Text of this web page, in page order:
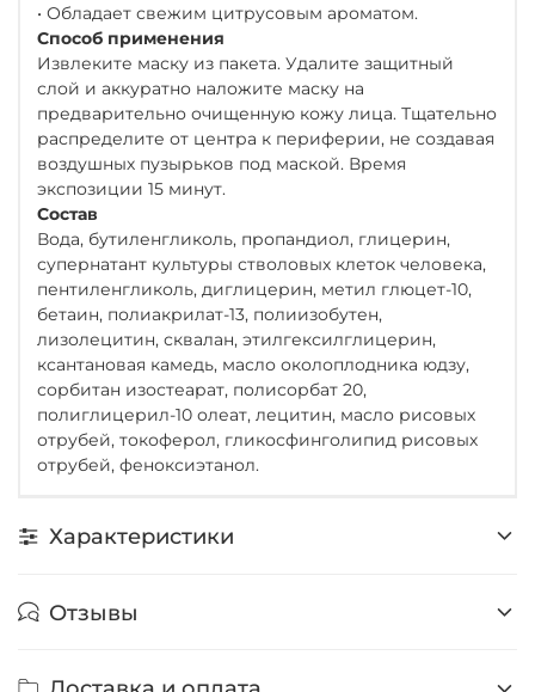
• Обладает свежим цитрусовым ароматом.
Способ применения
Извлеките маску из пакета. Удалите защитный
слой и аккуратно наложите маску на
предварительно очищенную кожу лица. Тщательно
распределите от центра к периферии, не создавая
воздушных пузырьков под маской. Время
экспозиции 15 минут.
Состав
Вода, бутиленгликоль, пропандиол, глицерин,
супернатант культуры стволовых клеток человека,
пентиленгликоль, диглицерин, метил глюцет-10,
бетаин, полиакрилат-13, полиизобутен,
лизолецитин, сквалан, этилгексилглицерин,
ксантановая камедь, масло околоплодника юдзу,
сорбитан изостеарат, полисорбат 20,
полиглицерил-10 олеат, лецитин, масло рисовых
отрубей, токоферол, гликосфинголипид рисовых
отрубей, феноксиэтанол.
Характеристики
Отзывы